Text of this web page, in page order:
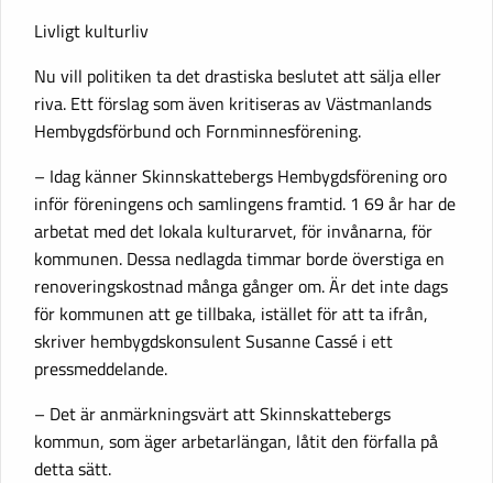
Livligt kulturliv
Nu vill politiken ta det drastiska beslutet att sälja eller
riva. Ett förslag som även kritiseras av Västmanlands
Hembygdsförbund och Fornminnesförening.
– Idag känner Skinnskattebergs Hembygdsförening oro
inför föreningens och samlingens framtid. 1 69 år har de
arbetat med det lokala kulturarvet, för invånarna, för
kommunen. Dessa nedlagda timmar borde överstiga en
renoveringskostnad många gånger om. Är det inte dags
för kommunen att ge tillbaka, istället för att ta ifrån,
skriver hembygdskonsulent Susanne Cassé i ett
pressmeddelande.
– Det är anmärkningsvärt att Skinnskattebergs
kommun, som äger arbetarlängan, låtit den förfalla på
detta sätt.